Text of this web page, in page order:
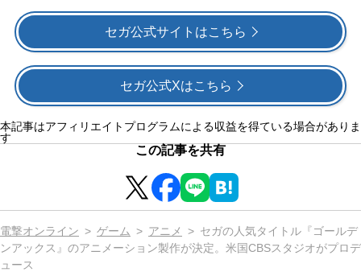
セガ公式サイトはこちら
セガ公式Xはこちら
本記事はアフィリエイトプログラムによる収益を得ている場合がありま
す
この記事を共有
電撃オンライン ゲーム アニメ
セガの人気タイトル『ゴールデ
ンアックス』のアニメーション製作が決定。米国CBSスタジオがプロデ
ュース